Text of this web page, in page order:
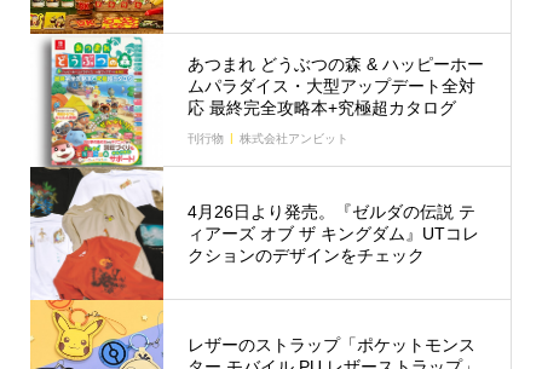
あつまれ どうぶつの森 & ハッピーホー
ムパラダイス・大型アップデート全対
応 最終完全攻略本+究極超カタログ
刊行物 株式会社アンビット
4月26日より発売。『ゼルダの伝説 テ
ィアーズ オブ ザ キングダム』UTコレ
クションのデザインをチェック
レザーのストラップ「ポケットモンス